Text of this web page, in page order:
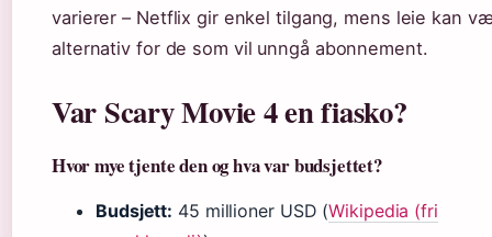
varierer – Netflix gir enkel tilgang, mens leie kan
alternativ for de som vil unngå abonnement.
Var Scary Movie 4 en fiasko?
Hvor mye tjente den og hva var budsjettet?
Budsjett: 45 millioner USD (Wikipedia (fri